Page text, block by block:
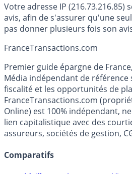
Votre adresse IP (216.73.216.85)
avis, afin de s'assurer qu'une
pas donner plusieurs fois son
FranceTransactions.com
Premier guide épargne de
Média indépendant de référence
fiscalité et les opportunités de
FranceTransactions.com
Online) est 100% indépendant,
lien capitalistique avec des
assureurs, sociétés de gestion,
Comparatifs